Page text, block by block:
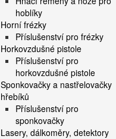
hoblíky
Horní frézky
Příslušenství pro frézky
Horkovzdušné pistole
Příslušenství pro
horkovzdušné pistole
Sponkovačky a nastřelovačky
hřebíků
Příslušenství pro
sponkovačky
Lasery, dálkoměry, detektory